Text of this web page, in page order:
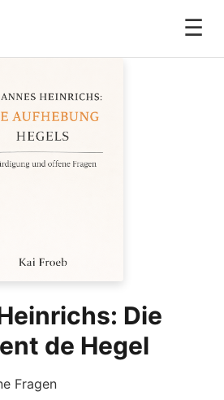
☰
Die
de Hegel
Fragen